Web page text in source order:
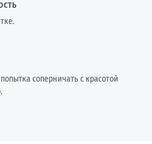
соперничать с красотой